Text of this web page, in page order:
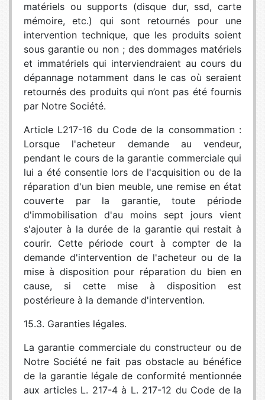
matériels ou supports (disque dur, ssd, carte
mémoire, etc.) qui sont retournés pour une
intervention technique, que les produits soient
sous garantie ou non ; des dommages matériels
et immatériels qui interviendraient au cours du
dépannage notamment dans le cas où seraient
retournés des produits qui n’ont pas été fournis
par Notre Société.
Article L217-16 du Code de la consommation :
Lorsque l'acheteur demande au vendeur,
pendant le cours de la garantie commerciale qui
lui a été consentie lors de l'acquisition ou de la
réparation d'un bien meuble, une remise en état
couverte par la garantie, toute période
d'immobilisation d'au moins sept jours vient
s'ajouter à la durée de la garantie qui restait à
courir. Cette période court à compter de la
demande d'intervention de l'acheteur ou de la
mise à disposition pour réparation du bien en
cause, si cette mise à disposition est
postérieure à la demande d'intervention.
15.3. Garanties légales.
La garantie commerciale du constructeur ou de
Notre Société ne fait pas obstacle au bénéfice
de la garantie légale de conformité mentionnée
aux articles L. 217-4 à L. 217-12 du Code de la